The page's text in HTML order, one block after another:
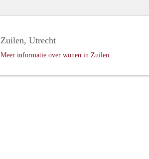
Zuilen, Utrecht
Meer informatie over wonen in Zuilen